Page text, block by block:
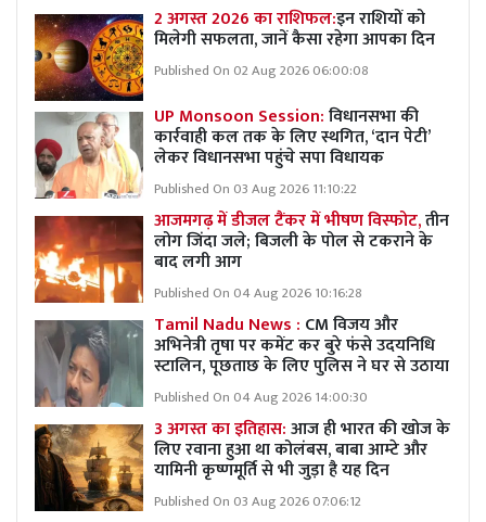
2 अगस्त 2026 का राशिफल:इन राशियों को
मिलेगी सफलता, जानें कैसा रहेगा आपका दिन
Published On 02 Aug 2026 06:00:08
UP Monsoon Session:विधानसभा की
कार्रवाही कल तक के लिए स्थगित, ‘दान पेटी’
लेकर विधानसभा पहुंचे सपा विधायक
Published On 03 Aug 2026 11:10:22
आजमगढ़ में डीजल टैंकर में भीषण विस्फोट,तीन
लोग जिंदा जले; बिजली के पोल से टकराने के
बाद लगी आग
Published On 04 Aug 2026 10:16:28
Tamil Nadu News : CM विजय और
अभिनेत्री तृषा पर कमेंट कर बुरे फंसे उदयनिधि
स्टालिन, पूछताछ के लिए पुलिस ने घर से उठाया
Published On 04 Aug 2026 14:00:30
3 अगस्त का इतिहास:आज ही भारत की खोज के
लिए रवाना हुआ था कोलंबस, बाबा आम्टे और
यामिनी कृष्णमूर्ति से भी जुड़ा है यह दिन
Published On 03 Aug 2026 07:06:12